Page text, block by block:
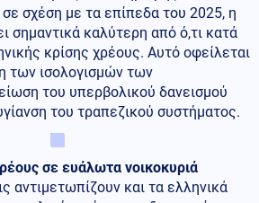
σε σχέση με τα επίπεδα του 2025, η
σημαντικά καλύτερη από ό,τι κατά
κρίσης χρέους. Αυτό οφείλεται
των ισολογισμών των
του υπερβολικού δανεισμού
του τραπεζικού συστήματος.
σε ευάλωτα νοικοκυριά
αντιμετωπίζουν και τα ελληνικά